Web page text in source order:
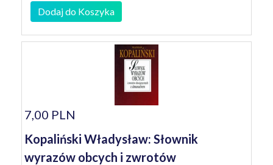
Dodaj do Koszyka
7,00 PLN
Kopaliński Władysław: Słownik
wyrazów obcych i zwrotów